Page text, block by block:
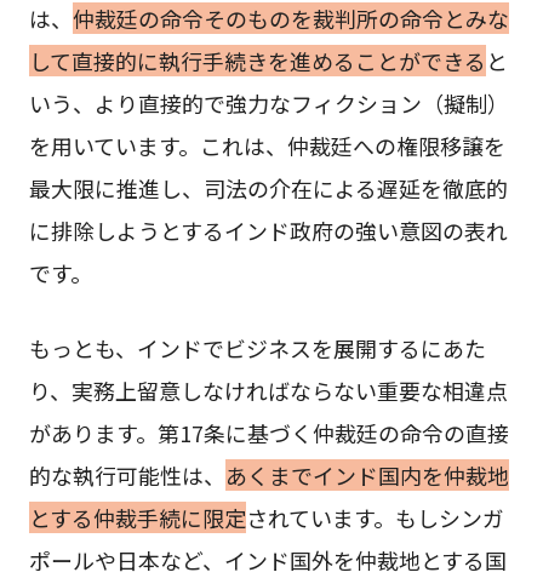
は、 仲裁廷の命令そのものを裁判所の命令とみな
して直接的に執行手続きを進めることができる と
いう、より直接的で強力なフィクション（擬制）
を用いています。これは、仲裁廷への権限移譲を
最大限に推進し、司法の介在による遅延を徹底的
に排除しようとするインド政府の強い意図の表れ
です。
もっとも、インドでビジネスを展開するにあた
り、実務上留意しなければならない重要な相違点
があります。第17条に基づく仲裁廷の命令の直接
的な執行可能性は、 あくまでインド国内を仲裁地
とする仲裁手続に限定されています。もしシンガ
ポールや日本など、インド国外を仲裁地とする国